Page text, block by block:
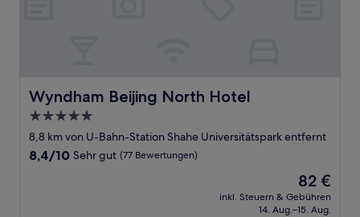
Wyndham Beijing North Hotel
Wyndham Beijing North Hotel
5.0-
Sterne-
Unterkunft
8,8 km von U-Bahn-Station Shahe Universitätspark entfernt
8.4
8,4/10 Sehr gut (77 Bewertungen)
Der
Preis
beträgt
82 €
inkl. Steuern & Gebühren
14. Aug.–15. Aug.